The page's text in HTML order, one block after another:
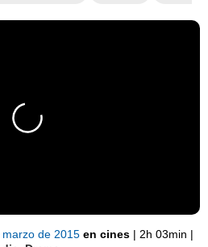
marzo de 2015en cines | 2h 03min |